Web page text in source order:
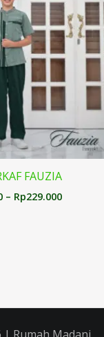
FAUZIA
– Rp229.000
hingga
Rp229.000